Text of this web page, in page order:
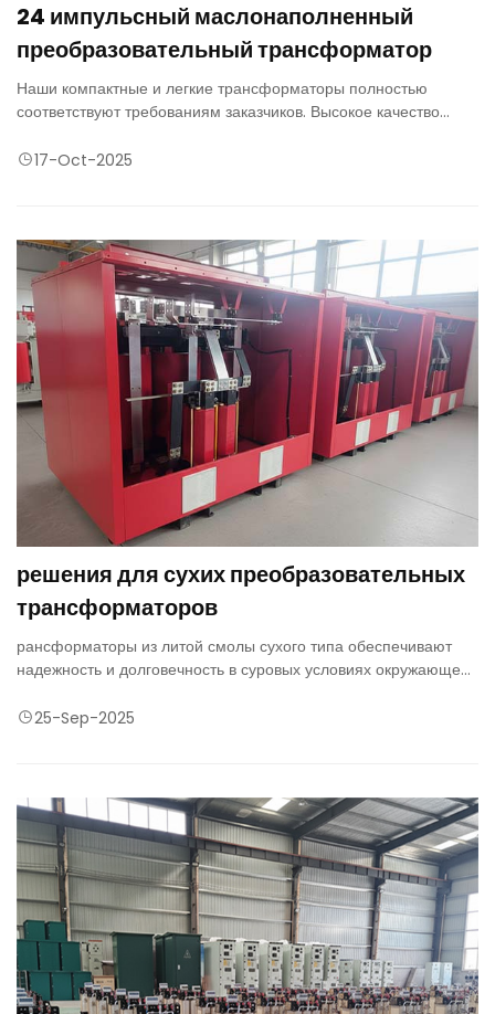
24 импульсный маслонаполненный
преобразовательный трансформатор
Наши компактные и легкие трансформаторы полностью
соответствуют требованиям заказчиков. Высокое качество
устойчивость к коротким замыканиям.
17-Oct-2025
решения для сухих преобразовательных
трансформаторов
рансформаторы из литой смолы сухого типа обеспечивают
надежность и долговечность в суровых условиях окружающей
влажность. Они адаптируются к значительным колебаниям
25-Sep-2025